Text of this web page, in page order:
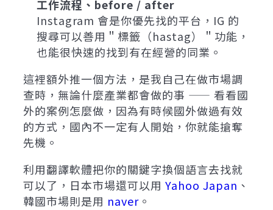
工作流程、before / after
Instagram 會是你優先找的平台，IG 的
搜尋可以善用＂標籤（hastag）＂功能，
也能很快速的找到有在經營的同業。
這裡額外推一個方法，是我自己在做市場調
查時，無論什麼產業都會做的事 —— 看看國
外的案例怎麼做，因為有時候國外做過有效
的方式，國內不一定有人開始，你就能搶奪
先機。
利用翻譯軟體把你的關鍵字換個語言去找就
可以了，日本市場還可以用 Yahoo Japan 、
韓國市場則是用 naver 。